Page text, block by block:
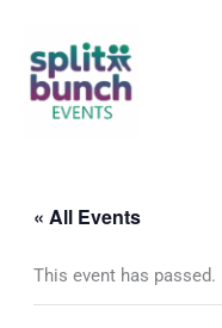
content
« All Events
This event has passed.